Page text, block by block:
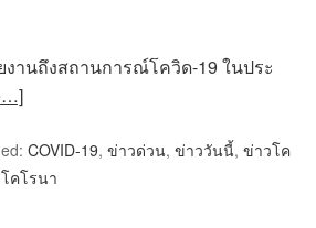
งานถึงสถานการณ์โควิด-19 ในประ
COVID-19,ข่าวด่วน,ข่าววันนี้,ข่าวโค
คโรนา